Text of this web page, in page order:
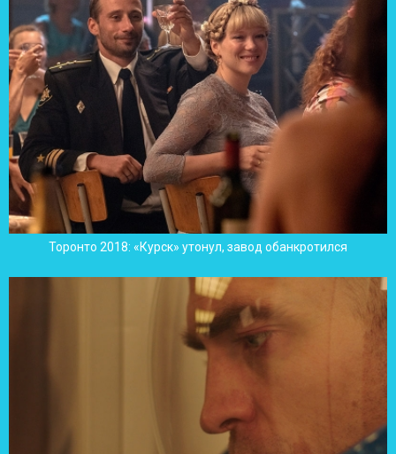
Торонто 2018: «Курск» утонул, завод обанкротился